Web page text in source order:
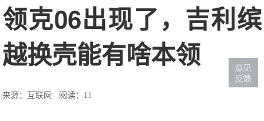
领克06出现了，吉利缤
越换壳能有啥本领
来源：互联网 阅读：11